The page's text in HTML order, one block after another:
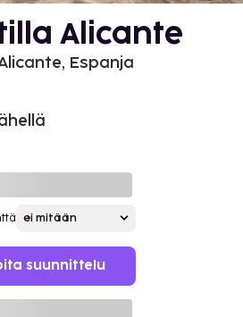
Alicante
Espanja
suunnittelu